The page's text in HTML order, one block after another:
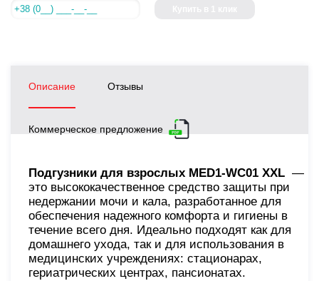
Описание Отзывы
Коммерческое предложение
Подгузники для взрослых MED1-WC01 ХXL —
это высококачественное средство защиты при
недержании мочи и кала, разработанное для
обеспечения надежного комфорта и гигиены в
течение всего дня. Идеально подходят как для
домашнего ухода, так и для использования в
медицинских учреждениях: стационарах,
гериатрических центрах, пансионатах.